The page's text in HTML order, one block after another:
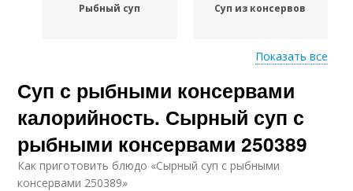
Рыбный суп Суп из консервов
Суп из рыбной
консервы
Суп с килькой
Суп из кильки
Показать все
Суп с рыбными консервами
калорийность. Сырный суп с
рыбными консервами 250389
Как приготовить блюдо «Сырный суп с рыбными
консервами 250389»